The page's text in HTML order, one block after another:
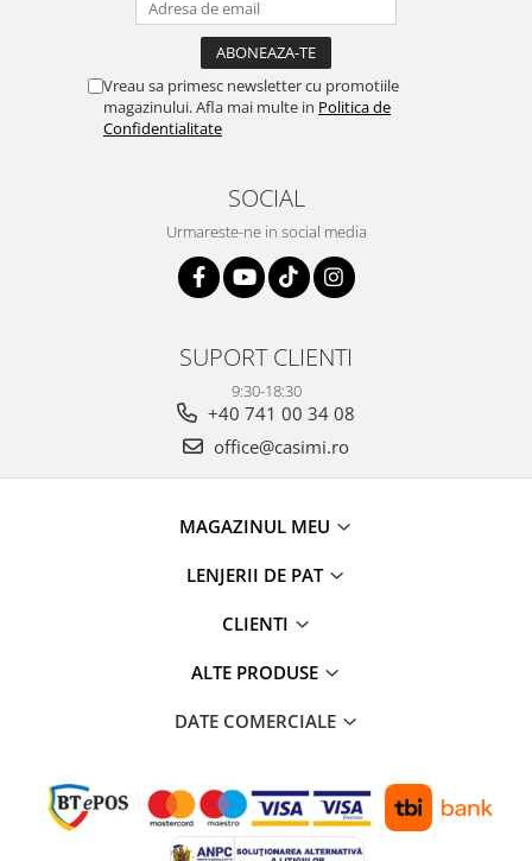
Vreau sa primesc newsletter cu promotiile
magazinului. Afla mai multe in Politica de
Confidentialitate
SOCIAL
Urmareste-ne in social media
SUPORT CLIENTI
9:30-18:30
+40 741 00 34 08
office@casimi.ro
MAGAZINUL MEU
LENJERII DE PAT
CLIENTI
ALTE PRODUSE
DATE COMERCIALE